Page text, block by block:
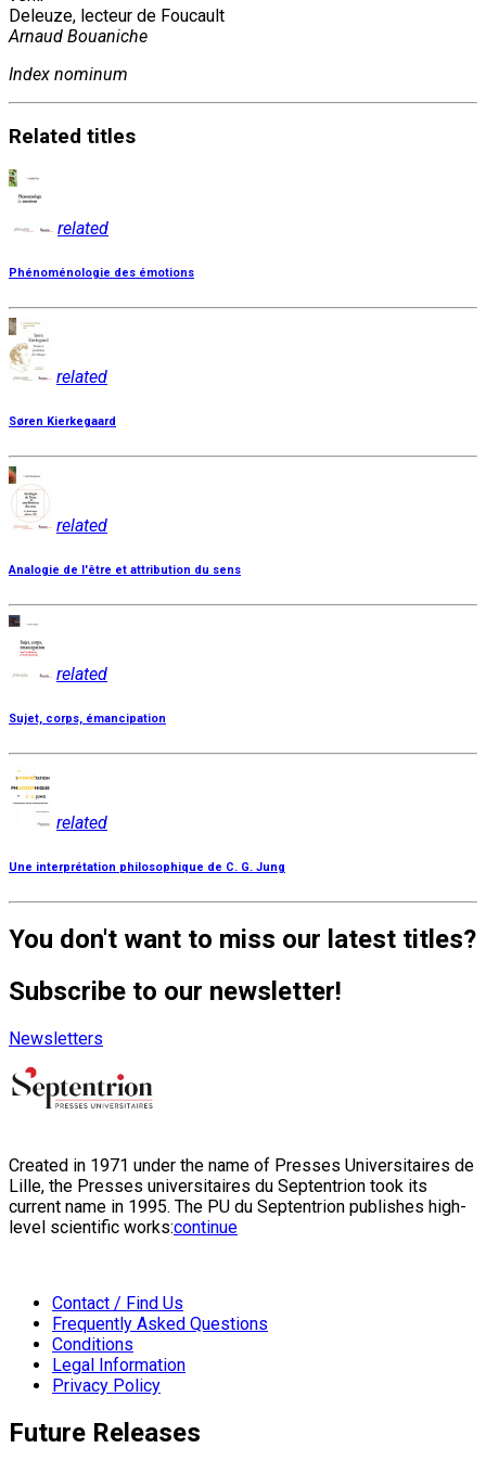
Deleuze, lecteur de Foucault
Arnaud Bouaniche
Index nominum
Related titles
related
Phénoménologie des émotions
related
Søren Kierkegaard
related
Analogie de l'être et attribution du sens
related
Sujet, corps, émancipation
related
Une interprétation philosophique de C. G. Jung
You don't want to miss our latest titles?
Subscribe to our newsletter!
Newsletters
Created in 1971 under the name of Presses Universitaires de
Lille, the Presses universitaires du Septentrion took its
current name in 1995. The PU du Septentrion publishes high-
level scientific works:continue
Contact / Find Us
Frequently Asked Questions
Conditions
Legal Information
Privacy Policy
Future Releases